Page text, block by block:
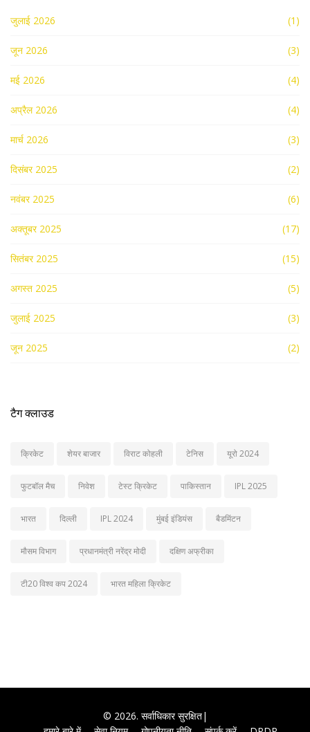
जुलाई 2026 (1)
जून 2026 (3)
मई 2026 (4)
अप्रैल 2026 (4)
मार्च 2026 (3)
दिसंबर 2025 (2)
नवंबर 2025 (6)
अक्तूबर 2025 (17)
सितंबर 2025 (15)
अगस्त 2025 (5)
जुलाई 2025 (3)
जून 2025 (2)
टैग क्लाउड
क्रिकेट शेयर बाजार विराट कोहली टेनिस यूरो 2024
फुटबॉल मैच निवेश टेस्ट क्रिकेट पाकिस्तान IPL 2025
भारत दिल्ली IPL 2024 मुंबई इंडियंस बैडमिंटन
मौसम विभाग प्रधानमंत्री नरेंद्र मोदी दक्षिण अफ्रीका
टी20 विश्व कप 2024 भारत महिला क्रिकेट
© 2026. सर्वाधिकार सुरक्षित|